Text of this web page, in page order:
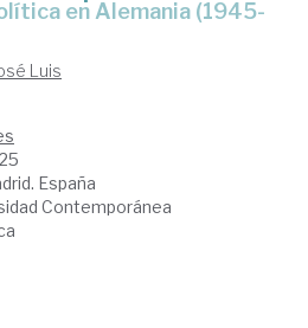
Luis
España
Contemporánea